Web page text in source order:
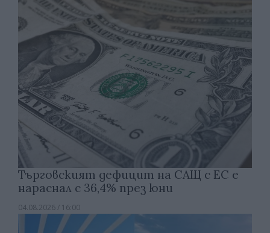
Търговският дефицит на САЩ с ЕС е
нараснал с 36,4% през юни
04.08.2026 / 16:00